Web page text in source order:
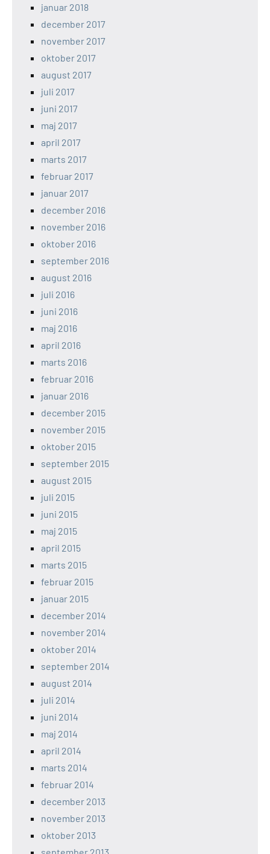
januar 2018
december 2017
november 2017
oktober 2017
august 2017
juli 2017
juni 2017
maj 2017
april 2017
marts 2017
februar 2017
januar 2017
december 2016
november 2016
oktober 2016
september 2016
august 2016
juli 2016
juni 2016
maj 2016
april 2016
marts 2016
februar 2016
januar 2016
december 2015
november 2015
oktober 2015
september 2015
august 2015
juli 2015
juni 2015
maj 2015
april 2015
marts 2015
februar 2015
januar 2015
december 2014
november 2014
oktober 2014
september 2014
august 2014
juli 2014
juni 2014
maj 2014
april 2014
marts 2014
februar 2014
december 2013
november 2013
oktober 2013
september 2013